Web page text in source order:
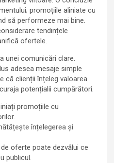
promoțiile aliniate cu
să performeze mai bine.
tendințele
ofertele.
unei comunicări clare.
adesea mesaje simple
că clienții înțeleg valoarea.
potențialii cumpărători.
promoțiile cu
înțelegerea și
oferte poate dezvălui ce
publicul.